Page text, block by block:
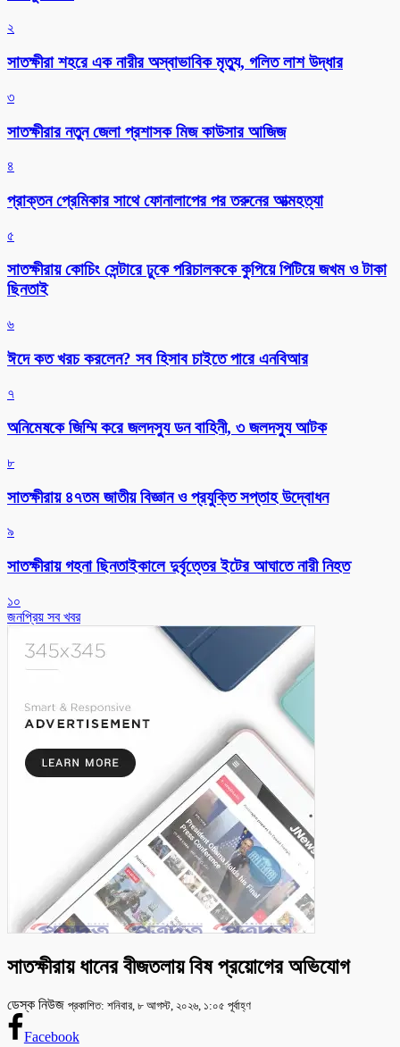
২
সাতক্ষীরা শহরে এক নারীর অস্বাভাবিক মৃত্যু, গলিত লাশ উদ্ধার
৩
সাতক্ষীরার নতুন জেলা প্রশাসক মিজ কাউসার আজিজ
৪
প্রাক্তন প্রেমিকার সাথে ফোনালাপের পর তরুনের আত্মহত্যা
৫
সাতক্ষীরায় কোচিং সেন্টারে ঢুকে পরিচালককে কুপিয়ে পিটিয়ে জখম ও টাকা
ছিনতাই
৬
ঈদে কত খরচ করলেন? সব হিসাব চাইতে পারে এনবিআর
৭
অনিমেষকে জিম্মি করে জলদস্যু ডন বাহিনী, ৩ জলদস্যু আটক
৮
সাতক্ষীরায় ৪৭তম জাতীয় বিজ্ঞান ও প্রযুক্তি সপ্তাহ উদ্বোধন
৯
সাতক্ষীরায় গহনা ছিনতাইকালে দুর্বৃত্তের ইটের আঘাতে নারী নিহত
১০
জনপ্রিয় সব খবর
সাতক্ষীরায় ধানের বীজতলায় বিষ প্রয়োগের অভিযোগ
ডেস্ক নিউজ প্রকাশিত: শনিবার, ৮ আগস্ট, ২০২৬, ১:০৫ পূর্বাহ্ণ
Facebook